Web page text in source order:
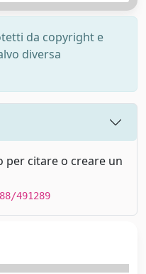
da copyright e
diversa
per citare o creare un
491289